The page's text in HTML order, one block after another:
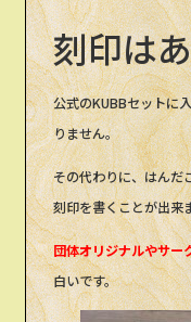
刻印は
公式のKUBBセットに
りません。
その代わりに、はんだ
刻印を書くことが出来
団体オリジナルやサー
白いです。